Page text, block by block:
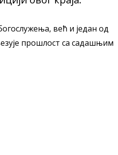
већ и један од
прошлост са садашњим